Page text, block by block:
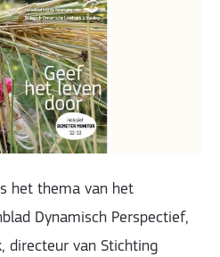
is het thema van het
Dynamisch Perspectief,
directeur van Stichting